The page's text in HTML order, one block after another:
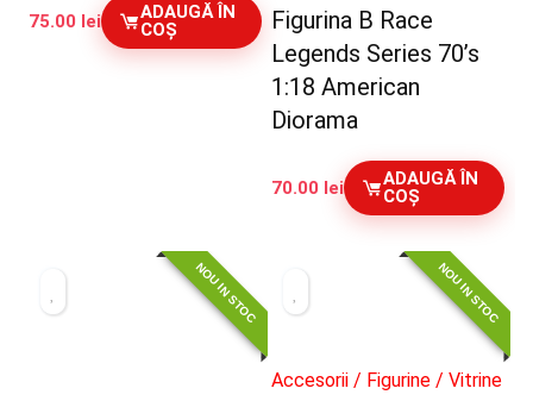
75.00 lei
ADAUGĂ ÎN
COȘ
Figurina B Race
Legends Series 70’s
1:18 American
Diorama
70.00 lei
ADAUGĂ ÎN
COȘ
NOU IN STOC NOU IN STOC
Accesorii / Figurine / Vitrine